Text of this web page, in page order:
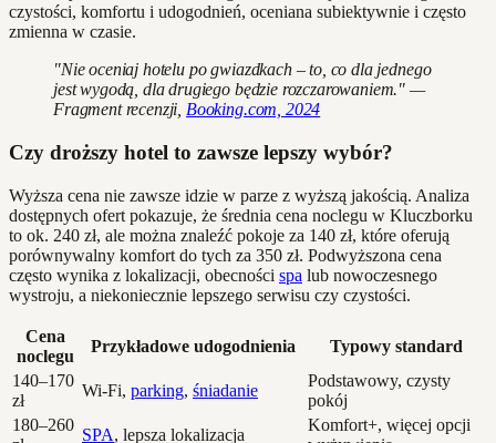
czystości, komfortu i udogodnień, oceniana subiektywnie i często
zmienna w czasie.
"Nie oceniaj hotelu po gwiazdkach – to, co dla jednego
jest wygodą, dla drugiego będzie rozczarowaniem." —
Fragment recenzji, Booking.com, 2024
Czy droższy hotel to zawsze lepszy wybór?
Wyższa cena nie zawsze idzie w parze z wyższą jakością. Analiza
dostępnych ofert pokazuje, że średnia cena noclegu w Kluczborku
to ok. 240 zł, ale można znaleźć pokoje za 140 zł, które oferują
porównywalny komfort do tych za 350 zł. Podwyższona cena
często wynika z lokalizacji, obecności spa lub nowoczesnego
wystroju, a niekoniecznie lepszego serwisu czy czystości.
Cena
noclegu
Przykładowe udogodnienia
Typowy standard
140–170
zł
Wi-Fi, parking, śniadanie
Podstawowy, czysty
pokój
180–260
SPA, lepsza lokalizacja
Komfort+, więcej opcji